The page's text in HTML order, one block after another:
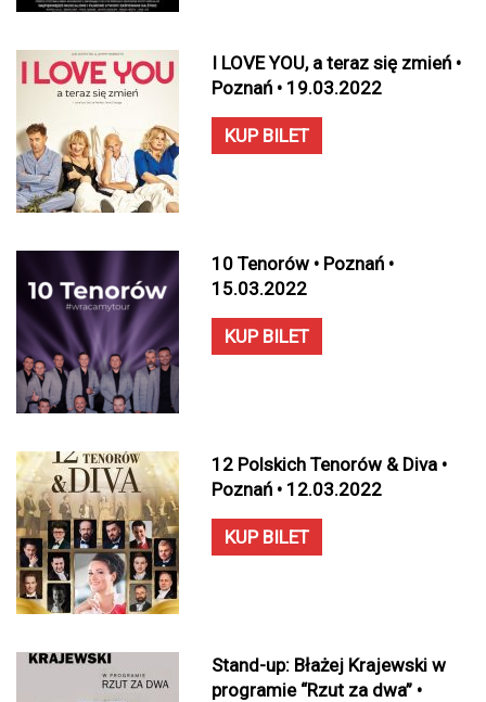
I LOVE YOU, a teraz się zmień •
Poznań • 19.03.2022
KUP BILET
10 Tenorów • Poznań •
15.03.2022
KUP BILET
12 Polskich Tenorów & Diva •
Poznań • 12.03.2022
KUP BILET
Stand-up: Błażej Krajewski w
programie “Rzut za dwa” •